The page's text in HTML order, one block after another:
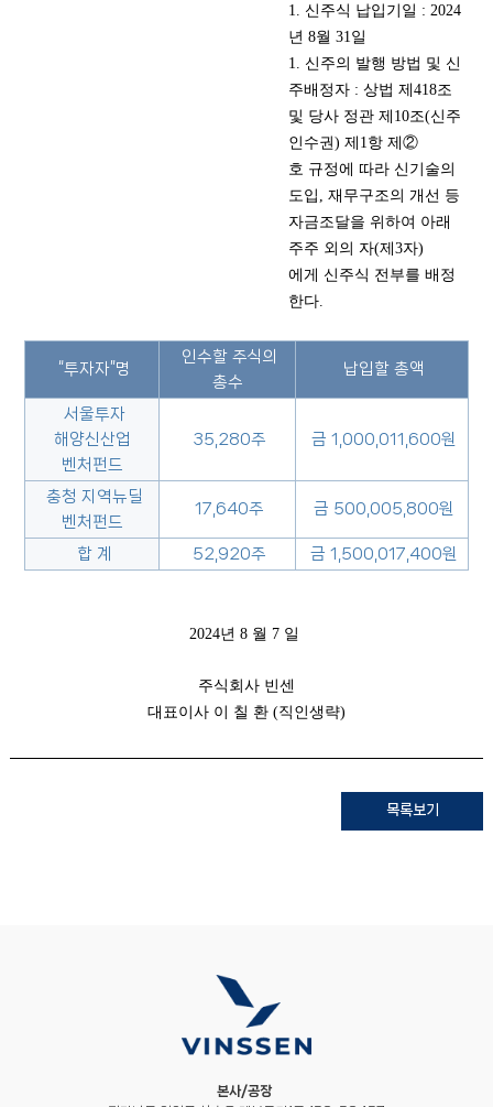
1. 신주식 납입기일 : 2024
년 8월 31일
1. 신주의 발행 방법 및 신
주배정자 : 상법 제418조
및 당사 정관 제10조(신주
인수권) 제1항 제②
호 규정에 따라 신기술의
도입, 재무구조의 개선 등
자금조달을 위하여 아래
주주 외의 자(제3자)
에게 신주식 전부를 배정
한다.
“투자자”명
인수할 주식의
총수
납입할 총액
서울투자
해양신산업
벤처펀드
35,280주 금 1,000,011,600원
충청 지역뉴딜
벤처펀드
17,640주 금 500,005,800원
합 계 52,920주 금 1,500,017,400원
2024년 8 월 7 일
주식회사 빈센
대표이사 이 칠 환 (직인생략)
목록보기
본사/공장